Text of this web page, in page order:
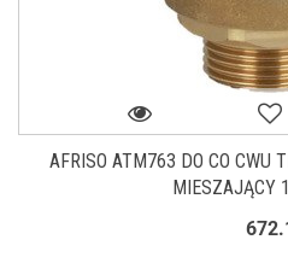
AFRISO ATM763 DO CO CWU
MIESZAJĄCY